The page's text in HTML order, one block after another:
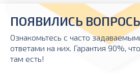
ПОЯВИЛИСЬ
Ознакомьтесь с часто
ответами на них. Гарантия 90%,
там есть!